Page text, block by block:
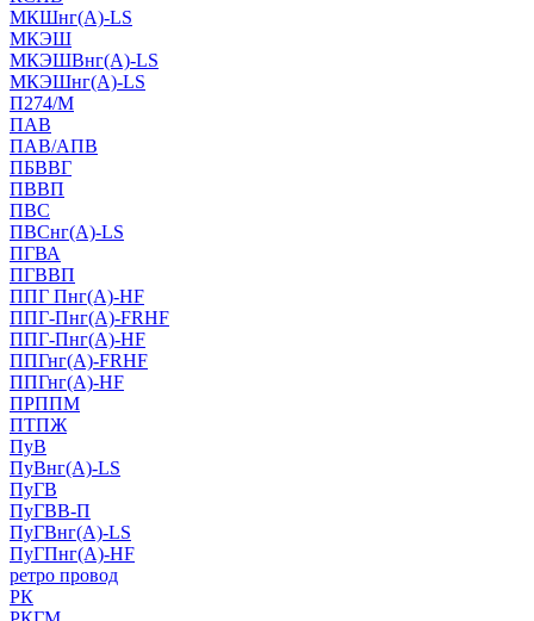
МКШнг(А)-LS
МКЭШ
МКЭШВнг(А)-LS
МКЭШнг(А)-LS
П274/М
ПАВ
ПАВ/АПВ
ПБВВГ
ПВВП
ПВС
ПВСнг(А)-LS
ПГВА
ПГВВП
ППГ Пнг(А)-HF
ППГ-Пнг(А)-FRHF
ППГ-Пнг(А)-HF
ППГнг(А)-FRHF
ППГнг(А)-HF
ПРППМ
ПТПЖ
ПуВ
ПуВнг(А)-LS
ПуГВ
ПуГВВ-П
ПуГВнг(А)-LS
ПуГПнг(А)-HF
ретро провод
РК